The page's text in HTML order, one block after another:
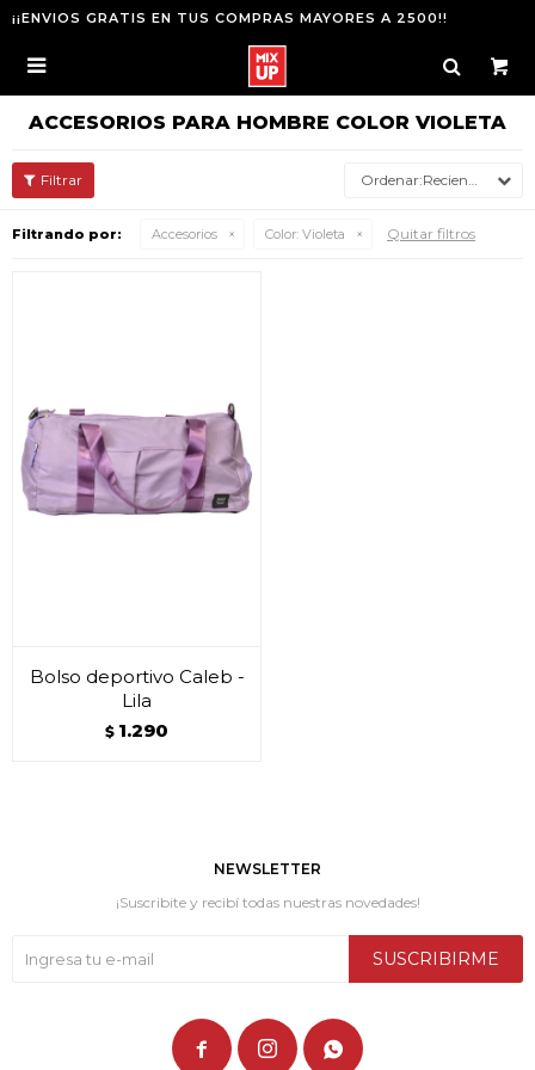
¡¡ENVIOS GRATIS EN TUS COMPRAS MAYORES A 2500!!

ACCESORIOS PARA HOMBRE COLOR VIOLETA
Recientes
Filtrando por: Accesorios Color: Violeta Quitar filtros
Bolso deportivo Caleb -
Lila
$ 1.290
NEWSLETTER
¡Suscribite y recibí todas nuestras novedades!
SUSCRIBIRME
  